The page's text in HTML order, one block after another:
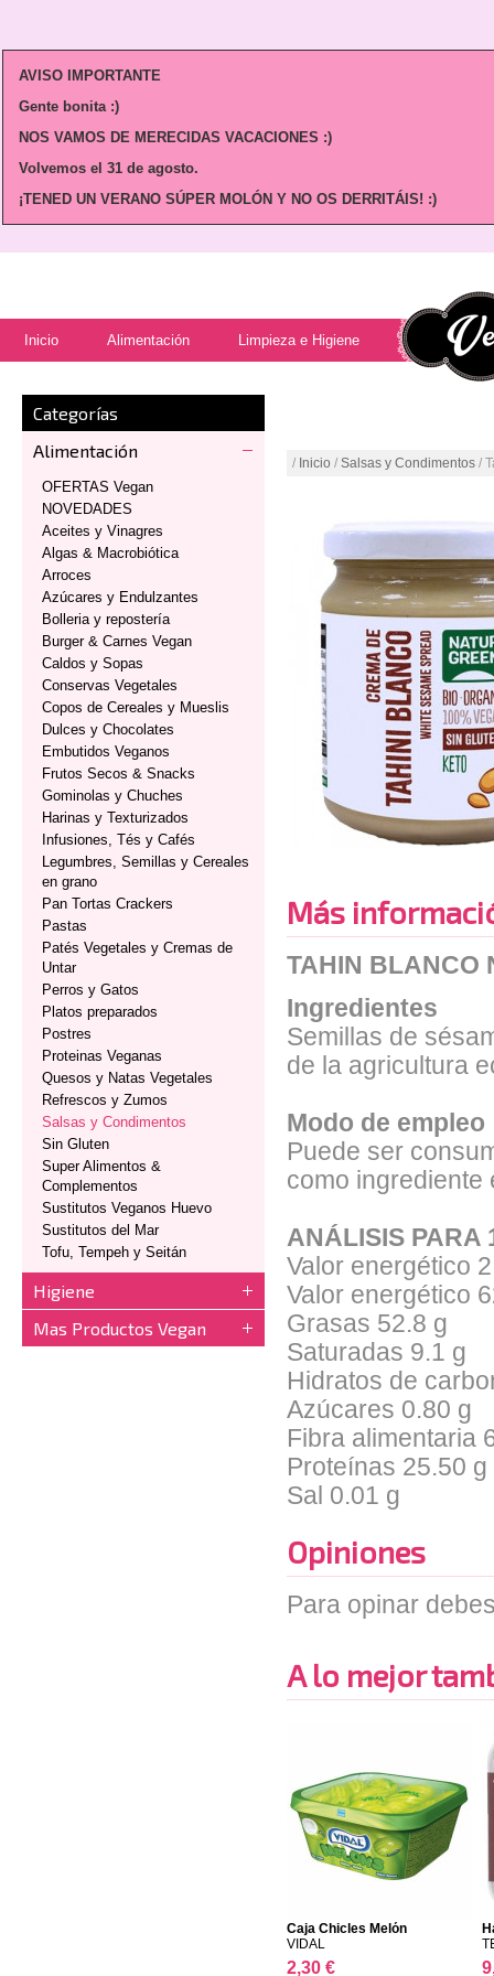
AVISO IMPORTANTE
Gente bonita :)
NOS VAMOS DE MERECIDAS VACACIONES :)
Volvemos el 31 de agosto.
¡TENED UN VERANO SÚPER MOLÓN Y NO OS DERRITÁIS! :)
Inicio Alimentación Limpieza e Higiene
Categorías
Alimentación
OFERTAS Vegan
NOVEDADES
Aceites y Vinagres
Algas & Macrobiótica
Arroces
Azúcares y Endulzantes
Bolleria y repostería
Burger & Carnes Vegan
Caldos y Sopas
Conservas Vegetales
Copos de Cereales y Mueslis
Dulces y Chocolates
Embutidos Veganos
Frutos Secos & Snacks
Gominolas y Chuches
Harinas y Texturizados
Infusiones, Tés y Cafés
Legumbres, Semillas y Cereales
en grano
Pan Tortas Crackers
Pastas
Patés Vegetales y Cremas de
Untar
Perros y Gatos
Platos preparados
Postres
Proteinas Veganas
Quesos y Natas Vegetales
Refrescos y Zumos
Salsas y Condimentos
Sin Gluten
Super Alimentos &
Complementos
Sustitutos Veganos Huevo
Sustitutos del Mar
Tofu, Tempeh y Seitán
Higiene
Mas Productos Vegan
/ Inicio / Salsas y Condimentos /
Más
TAHIN BLANCO
Ingredientes
Semillas de
de la agricultura
Modo de empleo
Puede ser
como ingrediente
ANÁLISIS PARA
Valor energético
Valor energético
Grasas 52.8 g
Saturadas 9.1 g
Hidratos de
Azúcares 0.80 g
Fibra alimentaria
Proteínas 25.50 g
Sal 0.01 g
Opiniones
Para opinar
A lo mejor
Caja Chicles Melón
VIDAL
2,30 €